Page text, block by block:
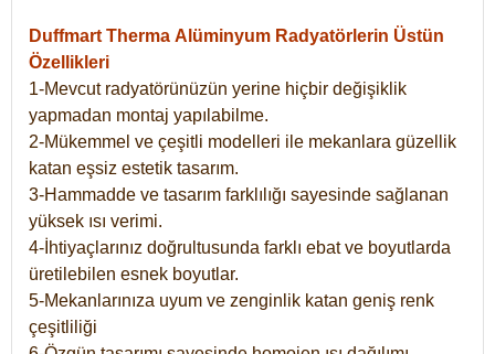
Duffmart Therma Alüminyum Radyatörlerin Üstün
Özellikleri
1-Mevcut radyatörünüzün yerine hiçbir değişiklik
yapmadan montaj yapılabilme.
2-Mükemmel ve çeşitli modelleri ile mekanlara güzellik
katan eşsiz estetik tasarım.
3-Hammadde ve tasarım farklılığı sayesinde sağlanan
yüksek ısı verimi.
4-İhtiyaçlarınız doğrultusunda farklı ebat ve boyutlarda
üretilebilen esnek boyutlar.
5-Mekanlarınıza uyum ve zenginlik katan geniş renk
çeşitliliği